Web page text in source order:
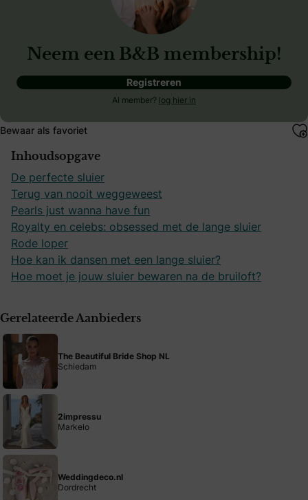
Neem een B&B membership!
Registreren
Al member? log hier in
Bewaar als favoriet
Inhoudsopgave
De perfecte sluier
Terug van nooit weggeweest
Pearls just wanna have fun
Royalty en celebs: obsessed met de lange sluier
Rode loper
Hoe kan ik dansen met een lange sluier?
Hoe moet je jouw sluier bewaren na de bruiloft?
Gerelateerde Aanbieders
The Beautiful Bride Shop NL
Schiedam
2impressu
Markelo
Weddingdeco.nl
Dordrecht